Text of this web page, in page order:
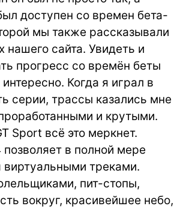
доступен со времен бета-
мы также рассказывали
нашего сайта. Увидеть и
прогресс со времён беты
Когда я играл в
серии, трассы казались мне
и крутыми.
Sport всё это меркнет.
в полной мере
виртуальными треками.
пит-стопы,
вокруг, красивейшее небо,